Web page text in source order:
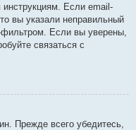
Если email-
вы указали неправильный
Если вы уверены,
связаться с
Прежде всего убедитесь,